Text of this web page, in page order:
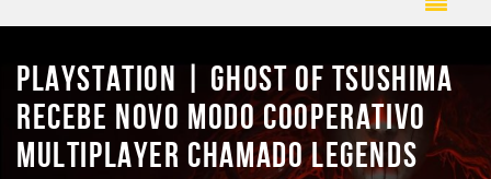
PLAYSTATION | GHOST OF TSUSHIMA
RECEBE NOVO MODO COOPERATIVO
MULTIPLAYER CHAMADO LEGENDS